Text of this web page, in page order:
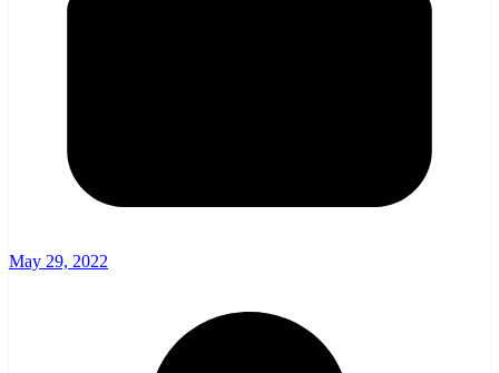
May 29, 2022